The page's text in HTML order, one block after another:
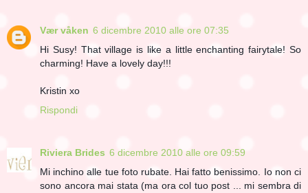
Vær våken 6 dicembre 2010 alle ore 07:35
Hi Susy! That village is like a little enchanting fairytale! So
charming! Have a lovely day!!!
Kristin xo
Rispondi
Riviera Brides 6 dicembre 2010 alle ore 09:59
Mi inchino alle tue foto rubate. Hai fatto benissimo. Io non ci
sono ancora mai stata (ma ora col tuo post ... mi sembra di